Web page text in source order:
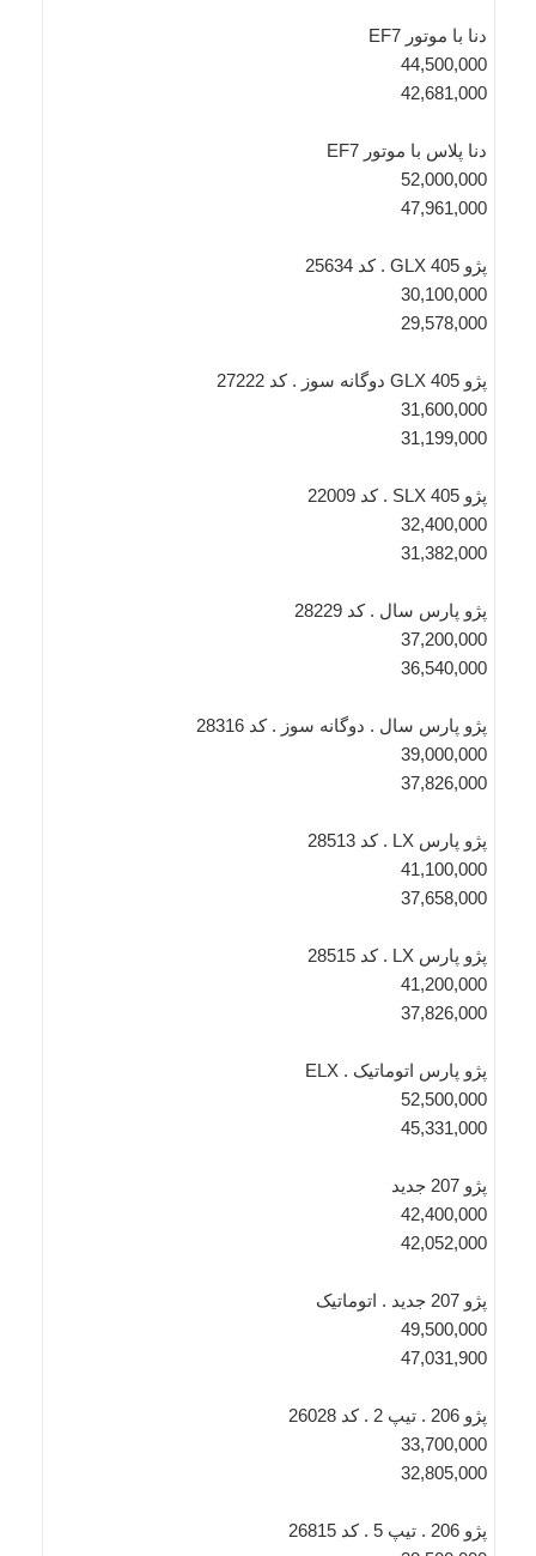
دنا با موتور EF7
44,500,000
42,681,000
دنا پلاس با موتور EF7
52,000,000
47,961,000
پژو GLX 405 . کد 25634
30,100,000
29,578,000
پژو GLX 405 دوگانه سوز . کد 27222
31,600,000
31,199,000
پژو SLX 405 . کد 22009
32,400,000
31,382,000
پژو پارس سال . کد 28229
37,200,000
36,540,000
پژو پارس سال . دوگانه سوز . کد 28316
39,000,000
37,826,000
پژو پارس LX . کد 28513
41,100,000
37,658,000
پژو پارس LX . کد 28515
41,200,000
37,826,000
پژو پارس اتوماتیک . ELX
52,500,000
45,331,000
پژو 207 جدید
42,400,000
42,052,000
پژو 207 جدید . اتوماتیک
49,500,000
47,031,900
پژو 206 . تیپ 2 . کد 26028
33,700,000
32,805,000
پژو 206 . تیپ 5 . کد 26815